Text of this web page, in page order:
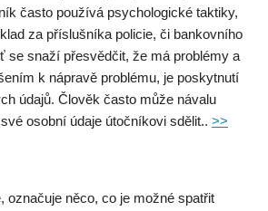
často používá psychologické taktiky,
za příslušníka policie, či bankovního
se snaží přesvědčit, že má problémy a
k nápravě problému, je poskytnutí
údajů. Člověk často může návalu
osobní údaje útočníkovi sdělit.. >>
označuje něco, co je možné spatřit